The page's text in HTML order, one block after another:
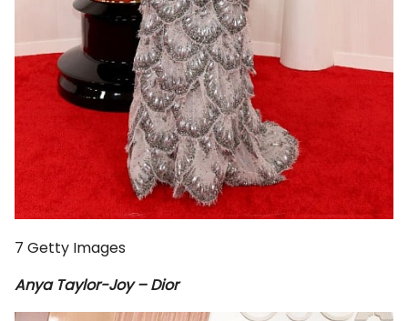
7 Getty Images
Anya Taylor-Joy – Dior